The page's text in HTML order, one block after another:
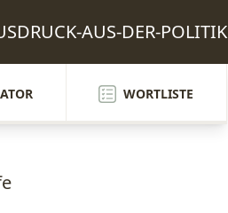
AUS-DER-POLITIK
WORTLISTE